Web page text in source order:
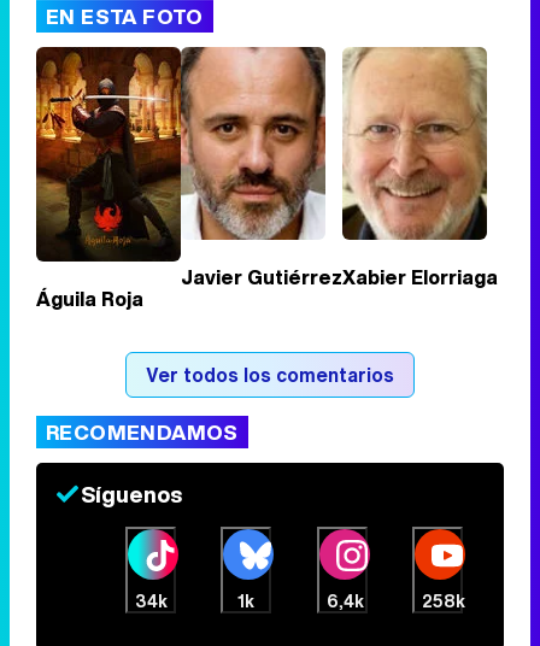
Tráiler de '33 días', la nueva serie de Atresplayer con Julián Villagrán y José Manuel Poga
Tráiler en catalán de 'Ravalear', la nueva serie de HBO Max sobre los fondos buitre
EN ESTA FOTO
Águila Roja
Javier GutiérrezXabier Elorriaga
Ver todos los comentarios
RECOMENDAMOS
Síguenos
34k 1k 6,4k 258k